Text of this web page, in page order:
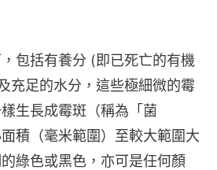
包括有養分 (即已死亡的有機
充足的水分，這些極細微的霉
生長成霉斑（稱為「菌
積（毫米範圍）至較大範圍大
綠色或黑色，亦可是任何顏